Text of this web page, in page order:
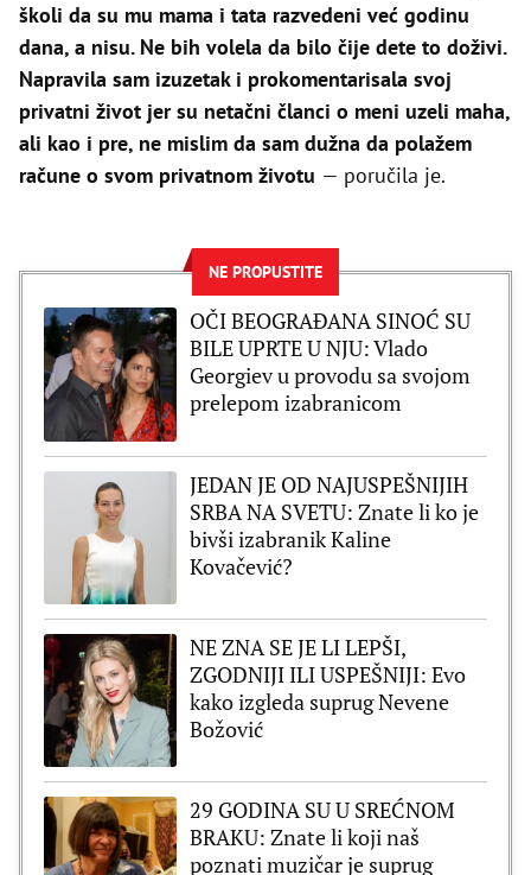
školi da su mu mama i tata razvedeni već godinu
dana, a nisu. Ne bih volela da bilo čije dete to doživi.
Napravila sam izuzetak i prokomentarisala svoj
privatni život jer su netačni članci o meni uzeli maha,
ali kao i pre, ne mislim da sam dužna da polažem
račune o svom privatnom životu — poručila je.
NE PROPUSTITE
OČI BEOGRAĐANA SINOĆ SU
BILE UPRTE U NJU: Vlado
Georgiev u provodu sa svojom
prelepom izabranicom
JEDAN JE OD NAJUSPEŠNIJIH
SRBA NA SVETU: Znate li ko je
bivši izabranik Kaline
Kovačević?
NE ZNA SE JE LI LEPŠI,
ZGODNIJI ILI USPEŠNIJI: Evo
kako izgleda suprug Nevene
Božović
29 GODINA SU U SREĆNOM
BRAKU: Znate li koji naš
poznati muzičar je suprug